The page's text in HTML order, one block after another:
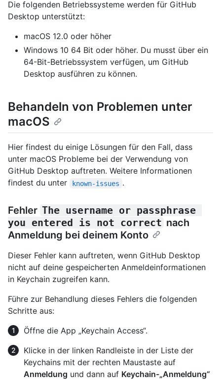
Die folgenden Betriebssysteme werden für GitHub
Desktop unterstützt:
macOS 12.0 oder höher
Windows 10 64 Bit oder höher. Du musst über ein
64-Bit-Betriebssystem verfügen, um GitHub
Desktop ausführen zu können.
Behandeln von Problemen unter
macOS
Hier findest du einige Lösungen für den Fall, dass
unter macOS Probleme bei der Verwendung von
GitHub Desktop auftreten. Weitere Informationen
findest du unter
known-issues .
Fehler The username or passphrase
you entered is not correct nach
Anmeldung bei deinem Konto
Dieser Fehler kann auftreten, wenn GitHub Desktop
nicht auf deine gespeicherten Anmeldeinformationen
in Keychain zugreifen kann.
Führe zur Behandlung dieses Fehlers die folgenden
Schritte aus:
Öffne die App „Keychain Access“.
Klicke in der linken Randleiste in der Liste der
Keychains mit der rechten Maustaste auf
Anmeldung und dann auf Keychain-„Anmeldung“